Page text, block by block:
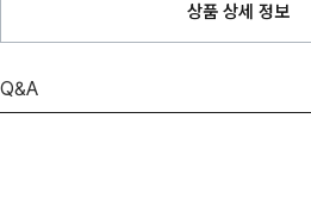
상품 상세 정보
Q&A